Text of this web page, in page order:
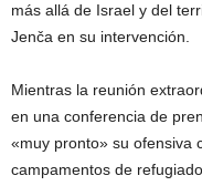
más allá de Israel y del
Jenča en su intervención.
Mientras la reunión
en una conferencia de
«muy pronto» su ofensiva
campamentos de